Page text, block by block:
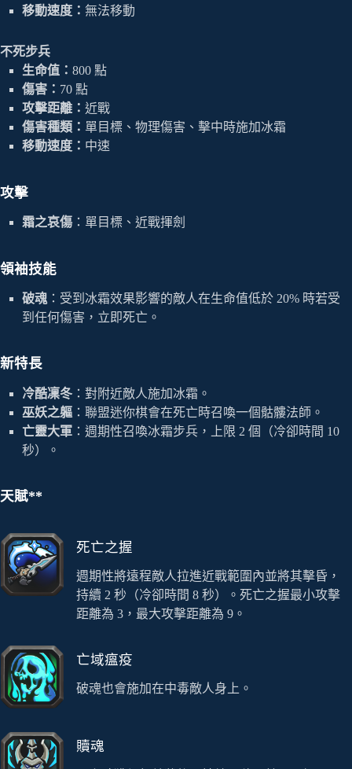
移動速度： 無法移動
不死步兵
生命值： 800 點
傷害： 70 點
攻擊距離： 近戰
傷害種類： 單目標、物理傷害、擊中時施加冰霜
移動速度： 中速
攻擊
霜之哀傷 ：單目標、近戰揮劍
領袖技能
破魂 ：受到冰霜效果影響的敵人在生命值低於 20% 時若受
到任何傷害，立即死亡。
新特長
冷酷凜冬 ：對附近敵人施加冰霜。
巫妖之軀 ：聯盟迷你棋會在死亡時召喚一個骷髏法師。
亡靈大軍 ：週期性召喚冰霜步兵，上限 2 個（冷卻時間 10
秒）。
天賦**
死亡之握
週期性將遠程敵人拉進近戰範圍內並將其擊昏，
持續 2 秒（冷卻時間 8 秒）。死亡之握最小攻擊
距離為 3，最大攻擊距離為 9。
亡域瘟疫
破魂也會施加在中毒敵人身上。
贖魂